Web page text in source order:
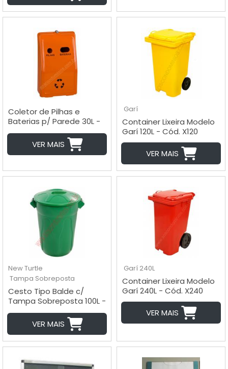
Coletor de Pilhas e
Baterias p/ Parede 30L -
Cód. PB30NL
VER MAIS
Garí
Container Lixeira Modelo
Garí 120L - Cód. X120
VER MAIS
New Turtle
Tampa Sobreposta
Cesto Tipo Balde c/
Tampa Sobreposta 100L -
CR100
VER MAIS
Garí 240L
Container Lixeira Modelo
Garí 240L - Cód. X240
VER MAIS